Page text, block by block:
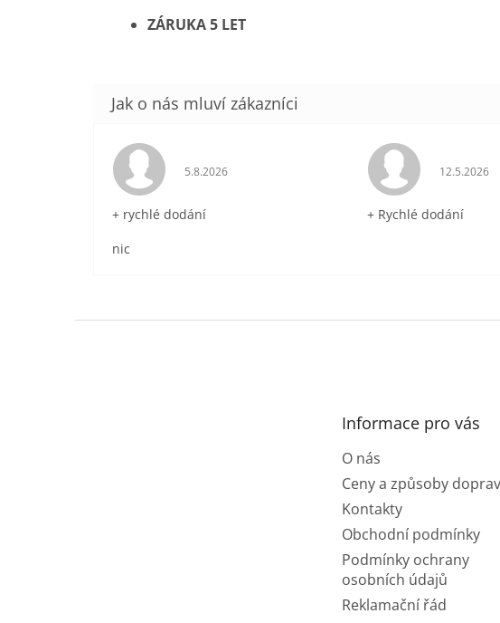
ZÁRUKA 5 LET
Hodnocení obchodu je 5 z 5 hvězdiček.
5.8.2026
+ rychlé dodání
nic
12.5.2026
+ Rychlé dodání
Informace pro vás
O nás
Ceny a způsoby
Kontakty
Obchodní podmínky
Podmínky ochrany
osobních údajů
Reklamační řád